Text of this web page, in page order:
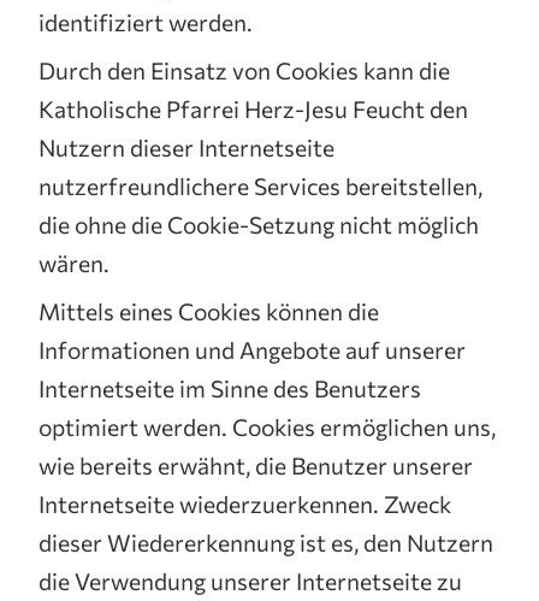
identifiziert werden.
Durch den Einsatz von Cookies kann die
Katholische Pfarrei Herz-Jesu Feucht den
Nutzern dieser Internetseite
nutzerfreundlichere Services bereitstellen,
die ohne die Cookie-Setzung nicht möglich
wären.
Mittels eines Cookies können die
Informationen und Angebote auf unserer
Internetseite im Sinne des Benutzers
optimiert werden. Cookies ermöglichen uns,
wie bereits erwähnt, die Benutzer unserer
Internetseite wiederzuerkennen. Zweck
dieser Wiedererkennung ist es, den Nutzern
die Verwendung unserer Internetseite zu